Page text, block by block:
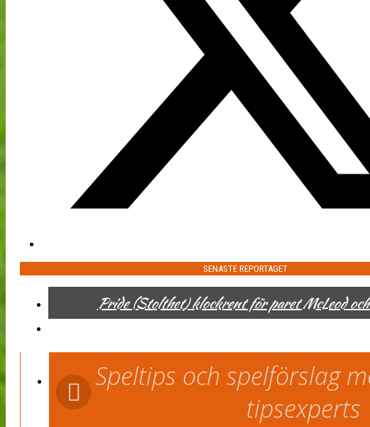
SENASTE REPORTAGET
Pride (Stolthet) klockrent för paret McLeod och
Speltips och spelförslag
tipsexperts